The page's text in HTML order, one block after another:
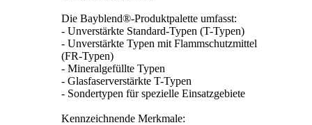
Die Bayblend®-Produktpalette umfasst:
- Unverstärkte Standard-Typen (T-Typen)
- Unverstärkte Typen mit Flammschutzmittel
(FR-Typen)
- Mineralgefüllte Typen
- Glasfaserverstärkte T-Typen
- Sondertypen für spezielle Einsatzgebiete
Kennzeichnende Merkmale: